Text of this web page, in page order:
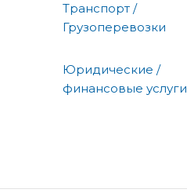
Транспорт /
Грузоперевозки
Юридические /
финансовые услуги